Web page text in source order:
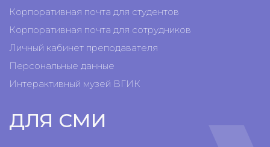
Корпоративная почта для студентов
Корпоративная почта для сотрудников
Личный кабинет преподавателя
Персональные данные
Интерактивный музей ВГИК
ДЛЯ СМИ